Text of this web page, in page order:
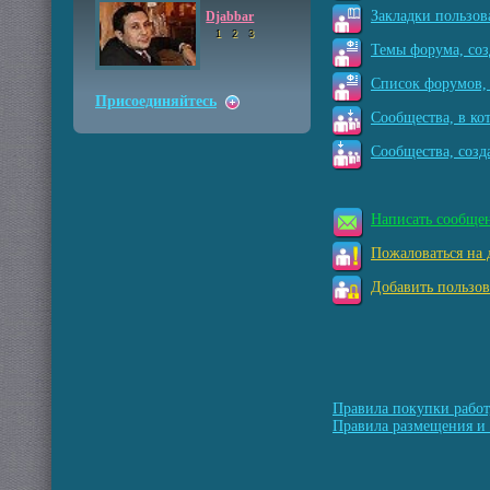
Закладки
Темы форума,
Список форумов,
Сообщества, в
Сообщества,
Написать
Пожаловаться на
Добавить
Правила покупки
Правила размещения и
Djabbar
1 2 3
Присоединяйтесь